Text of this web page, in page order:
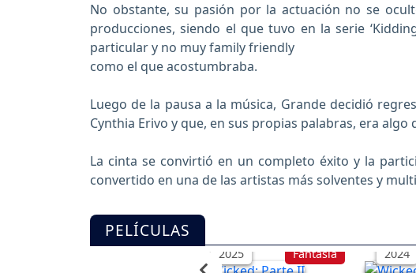
No obstante, su pasión por la actuación no se
producciones, siendo el que tuvo en la serie
particular y no muy family friendly
como el que acostumbraba.
Luego de la pausa a la música, Grande decidió
Cynthia Erivo y que, en sus propias palabras, era
La cinta se convirtió en un completo éxito y la
convertido en una de las artistas más solventes y
PELÍCULAS
2025 Fantasía 2024